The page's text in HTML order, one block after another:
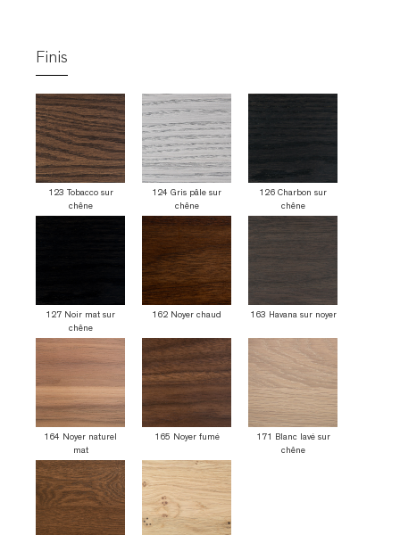
Finis
123 Tobacco sur
chêne
124 Gris pâle sur
chêne
126 Charbon sur
chêne
127 Noir mat sur
chêne
162 Noyer chaud 163 Havana sur noyer
164 Noyer naturel
mat
165 Noyer fumé
171 Blanc lavé sur
chêne